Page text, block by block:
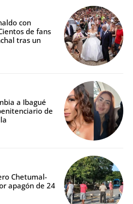
con
de fans
tras un
a Ibagué
de
Chetumal-
apagón de 24